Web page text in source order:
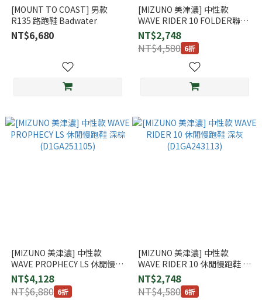
[MOUNT TO COAST] 男款
R135 路跑鞋 Badwater
NT$6,680
[MIZUNO 美津濃] 中性款
WAVE RIDER 10 FOLDER聯名
休閒慢跑鞋 銀 (D1GA243152)
NT$2,748
NT$4,580 6折
[MIZUNO 美津濃] 中性款
WAVE PROPHECY LS 休閒慢跑
鞋 深棕 (D1GA251105)
NT$4,128
NT$6,880 6折
[MIZUNO 美津濃] 中性款
WAVE RIDER 10 休閒慢跑鞋 深
灰 (D1GA243113)
NT$2,748
NT$4,580 6折